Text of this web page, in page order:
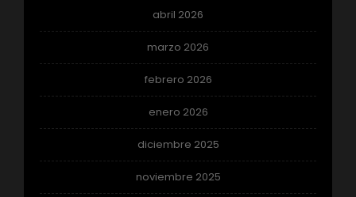
abril 2026
marzo 2026
febrero 2026
enero 2026
diciembre 2025
noviembre 2025